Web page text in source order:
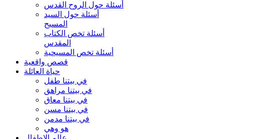
أسئلة حول الروح القدس
أسئلة حول السيد
المسيح
أسئلة تخص الكتاب
المقدس
أسئلة تخص المسيحية
قصص واقعية
حياة العائلة
في بيتنا طفل
في بيتنا مراهق
في بيتنا معاق
في بيتنا مسن
في بيتنا مدمن
هو وهي